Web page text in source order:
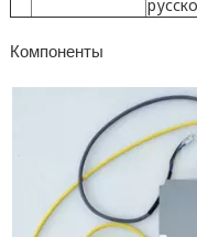
Компоненты